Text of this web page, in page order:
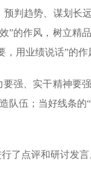
判趋势、谋划
的作风，树立
用业绩说话”的
强、实干精神
队伍；当好线条
了点评和研讨发